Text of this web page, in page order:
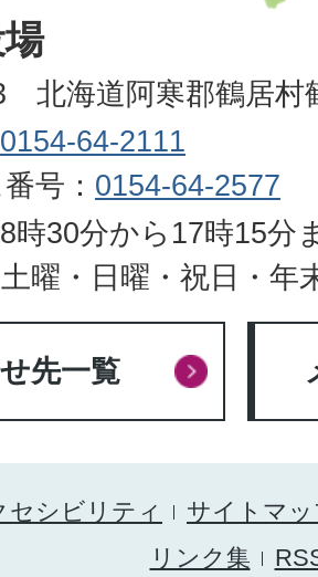
北海道阿寒郡鶴居村
0154-64-2111
号： 0154-64-2577
時30分から17時15分
土曜・日曜・祝日・年
先一覧
セシビリティ
サイトマ
リンク集